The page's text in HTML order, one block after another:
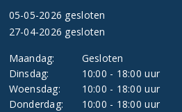
05-05-2026 gesloten
27-04-2026 gesloten
Maandag:
Gesloten
Dinsdag:
10:00 - 18:00 uur
Woensdag:
10:00 - 18:00 uur
Donderdag:
10:00 - 18:00 uur